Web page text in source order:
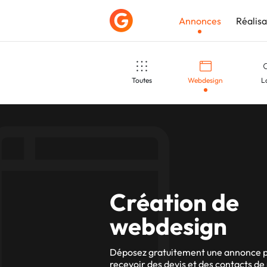
Annonces
Déposer une
Toutes Webdesign
PLV Emailing
Création de
webdesign
Déposez gratuitement une annonce
recevoir des devis et des contacts de